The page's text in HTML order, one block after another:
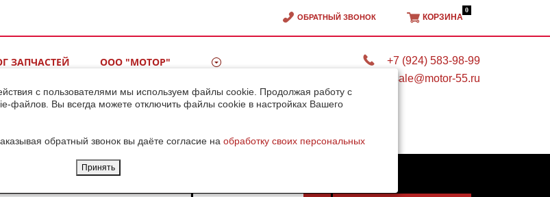
с пользователями мы используем файлы cookie. Продолжая работу с
файлов. Вы всегда можете отключить файлы cookie в настройках Вашего
обратный звонок вы даёте согласие на обработку своих персональных
Принять
ОБРАТНЫЙ ЗВОНОК КОРЗИНА
0
ЗАПЧАСТЕЙ ООО "МОТОР"
КОНТАКТЫ
+7 (924) 583-98-99
sale@motor-55.ru